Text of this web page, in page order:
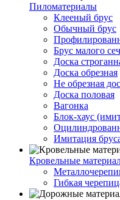
Пиломатериалы
Клееный брус
Обычный брус
Брус малого
Доска
Доска обрезная
Не обрезная
Доска половая
Вагонка
Блок-хаус
Имитация
Кровельные
Гибкая